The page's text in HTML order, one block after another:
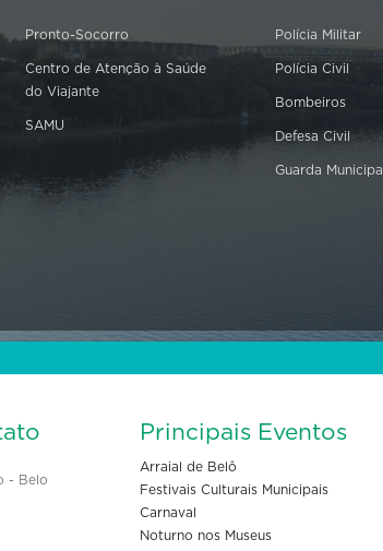
Pronto-Socorro
Centro de Atenção à Saúde
do Viajante
SAMU
Polícia Militar
Polícia Civil
Bombeiros
Defesa Civil
Guarda Municipal
- Belo
Principais Eventos
Arraial de Belô
Festivais Culturais Municipais
Carnaval
Noturno nos Museus